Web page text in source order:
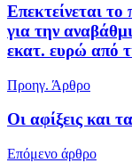
Επεκτείνεται
για την
εκατ. ευρώ από
Προηγ. Άρθρο
Οι αφίξεις και
Επόμενο άρθρο